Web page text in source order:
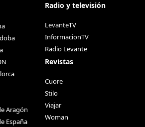
Aragón
España
Radio y televisión
LevanteTV
InformacionTV
Radio Levante
Revistas
Cuore
Stilo
Viajar
Woman